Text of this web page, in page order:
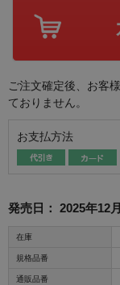
ご注文確定後、お客
ておりません。
お支払方法
発売日： 2025年12
在庫
規格品番
通販品番